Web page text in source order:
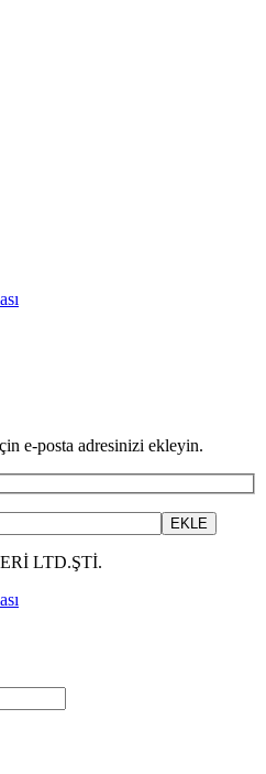
e-posta adresinizi ekleyin.
LTD.ŞTİ.